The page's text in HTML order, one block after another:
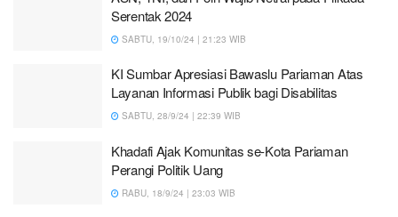
Serentak 2024
SABTU, 19/10/24 | 21:23 WIB
KI Sumbar Apresiasi Bawaslu Pariaman Atas
Layanan Informasi Publik bagi Disabilitas
SABTU, 28/9/24 | 22:39 WIB
Khadafi Ajak Komunitas se-Kota Pariaman
Perangi Politik Uang
RABU, 18/9/24 | 23:03 WIB